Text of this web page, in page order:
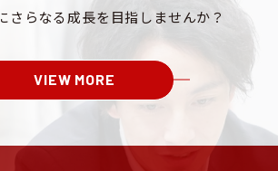
さらなる成長を 目指しませんか？
VIEW MORE